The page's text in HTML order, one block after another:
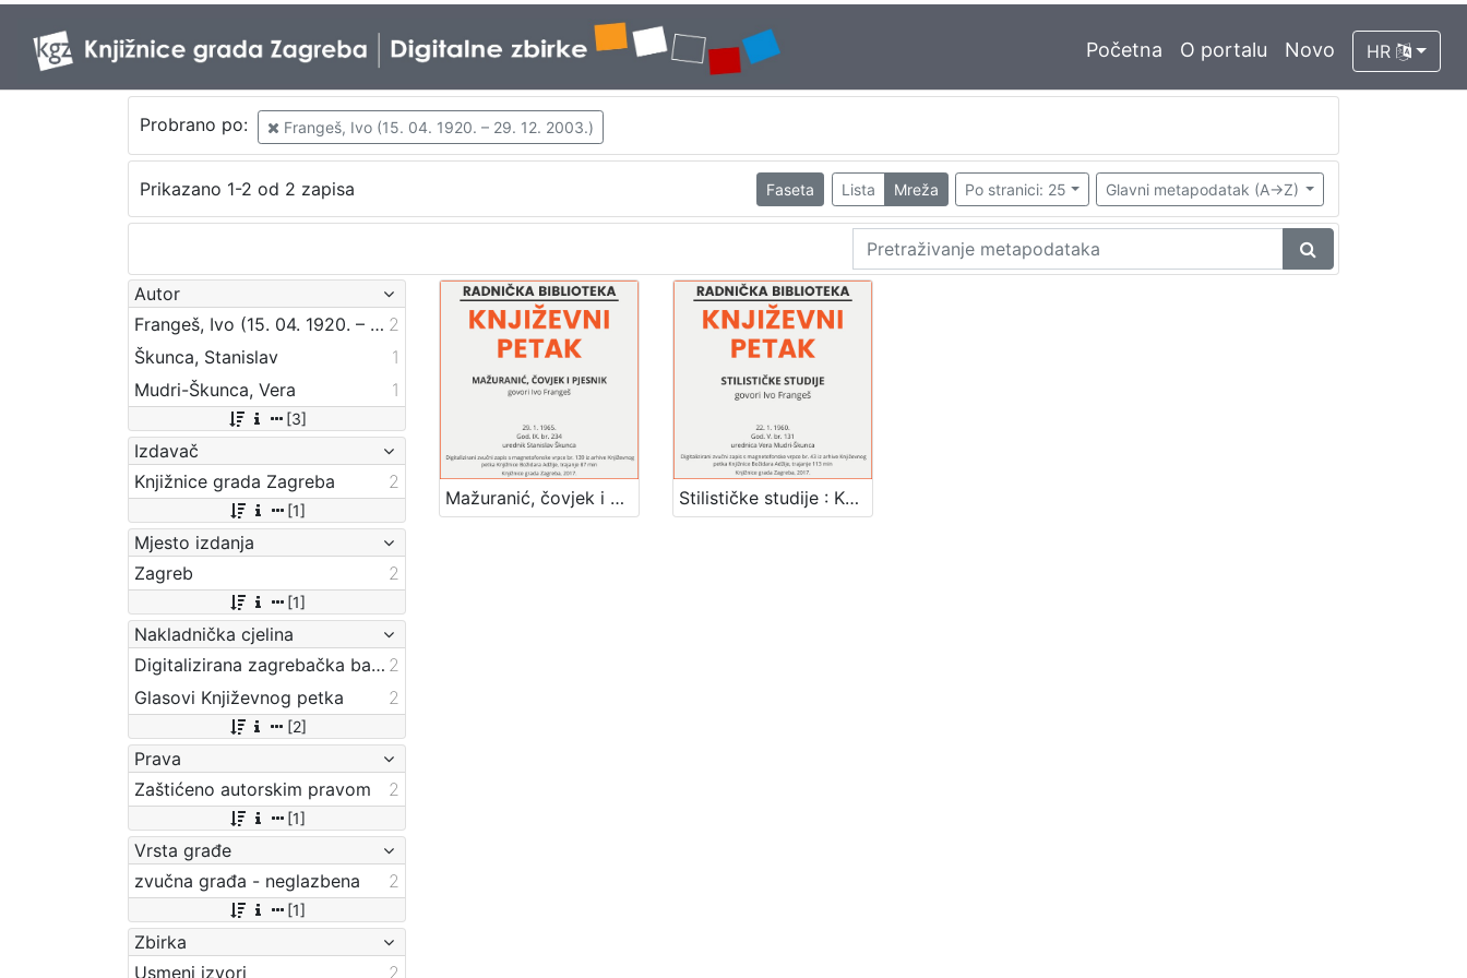
Početna O portalu Novo HR
Probrano po: Frangeš, Ivo (15. 04. 1920. – 29. 12. 2003.)
Prikazano 1-2 od 2 zapisa Faseta Lista Mreža Po stranici: 25 Glavni metapodatak (A->Z)
Autor
Frangeš, Ivo (15. 04. 1920. – 29. 12. 2003.) 2
Škunca, Stanislav
1
Mudri-Škunca, Vera
1
[3]
Izdavač
Knjižnice grada Zagreba
2
[1]
Mjesto izdanja
Zagreb
2
[1]
Nakladnička cjelina
Digitalizirana zagrebačka baština 2
Glasovi Književnog petka
2
[2]
Prava
Zaštićeno autorskim pravom
2
[1]
Vrsta građe
zvučna građa - neglazbena
2
[1]
Zbirka
Usmeni izvori
2
Mažuranić, čovjek i pjesnik : Književni petak, 29. 1. 1965. / govori Ivo Frangeš ; urednik Stanislav Škunca Stilističke studije : Književni petak, 22. 1. 1960., Radnički dom / govori Ivo Frangeš ; urednica Vera Mudri-Škunca